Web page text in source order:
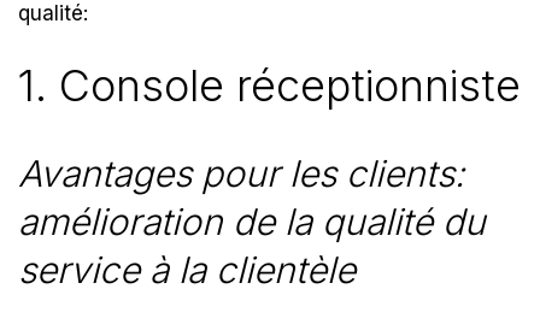
qualité:
1. Console réceptionniste
Avantages pour les clients:
amélioration de la qualité du
service à la clientèle